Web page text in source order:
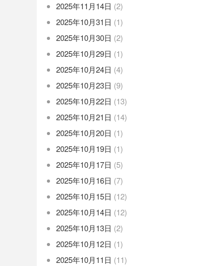
2025年11月14日 (2)
2025年10月31日 (1)
2025年10月30日 (2)
2025年10月29日 (1)
2025年10月24日 (4)
2025年10月23日 (9)
2025年10月22日 (13)
2025年10月21日 (14)
2025年10月20日 (1)
2025年10月19日 (1)
2025年10月17日 (5)
2025年10月16日 (7)
2025年10月15日 (12)
2025年10月14日 (12)
2025年10月13日 (2)
2025年10月12日 (1)
2025年10月11日 (11)